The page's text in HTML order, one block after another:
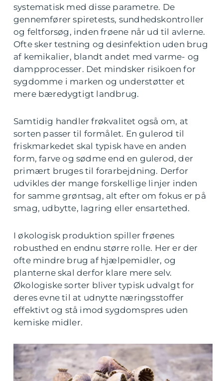
systematisk med disse parametre. De
gennemfører spiretests, sundhedskontroller
og feltforsøg, inden frøene når ud til avlerne.
Ofte sker testning og desinfektion uden brug
af kemikalier, blandt andet med varme- og
dampprocesser. Det mindsker risikoen for
sygdomme i marken og understøtter et
mere bæredygtigt landbrug.
Samtidig handler frøkvalitet også om, at
sorten passer til formålet. En gulerod til
friskmarkedet skal typisk have en anden
form, farve og sødme end en gulerod, der
primært bruges til forarbejdning. Derfor
udvikles der mange forskellige linjer inden
for samme grøntsag, alt efter om fokus er på
smag, udbytte, lagring eller ensartethed.
I økologisk produktion spiller frøenes
robusthed en endnu større rolle. Her er der
ofte mindre brug af hjælpemidler, og
planterne skal derfor klare mere selv.
Økologiske sorter bliver typisk udvalgt for
deres evne til at udnytte næringsstoffer
effektivt og stå imod sygdomspres uden
kemiske midler.